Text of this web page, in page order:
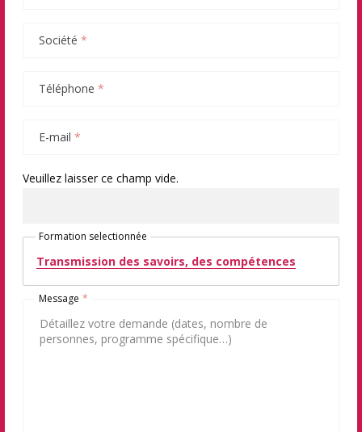
Société *
Téléphone *
E-mail *
Veuillez laisser ce champ vide.
Formation selectionnée
Transmission des savoirs, des compétences
Message *